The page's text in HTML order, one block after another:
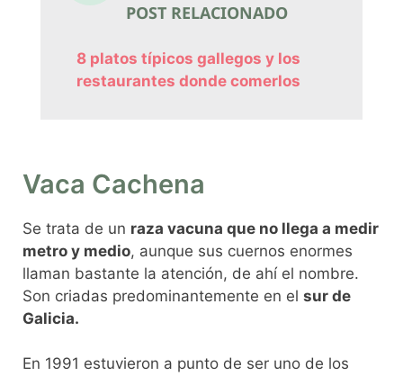
POST RELACIONADO
8 platos típicos gallegos y los
restaurantes donde comerlos
Vaca Cachena
Se trata de un raza vacuna que no llega a medir
metro y medio, aunque sus cuernos enormes
llaman bastante la atención, de ahí el nombre.
Son criadas predominantemente en el sur de
Galicia.
En 1991 estuvieron a punto de ser uno de los